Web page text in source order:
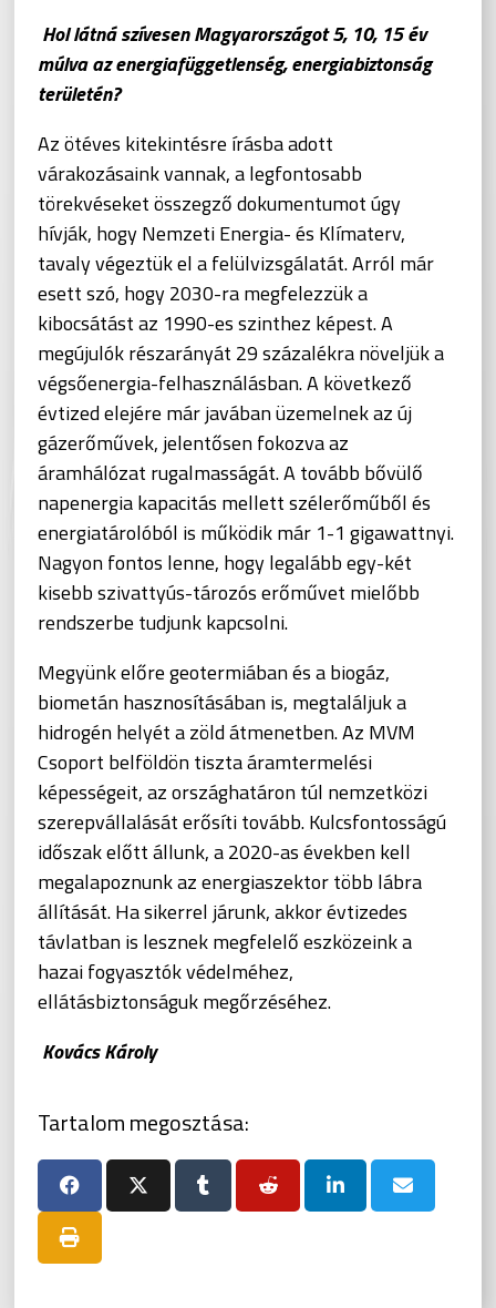
Hol látná szívesen Magyarországot 5, 10, 15 év
múlva az energiafüggetlenség, energiabiztonság
területén?
Az ötéves kitekintésre írásba adott
várakozásaink vannak, a legfontosabb
törekvéseket összegző dokumentumot úgy
hívják, hogy Nemzeti Energia- és Klímaterv,
tavaly végeztük el a felülvizsgálatát. Arról már
esett szó, hogy 2030-ra megfelezzük a
kibocsátást az 1990-es szinthez képest. A
megújulók részarányát 29 százalékra növeljük a
végsőenergia-felhasználásban. A következő
évtized elejére már javában üzemelnek az új
gázerőművek, jelentősen fokozva az
áramhálózat rugalmasságát. A tovább bővülő
napenergia kapacitás mellett szélerőműből és
energiatárolóból is működik már 1-1 gigawattnyi.
Nagyon fontos lenne, hogy legalább egy-két
kisebb szivattyús-tározós erőművet mielőbb
rendszerbe tudjunk kapcsolni.
Megyünk előre geotermiában és a biogáz,
biometán hasznosításában is, megtaláljuk a
hidrogén helyét a zöld átmenetben. Az MVM
Csoport belföldön tiszta áramtermelési
képességeit, az országhatáron túl nemzetközi
szerepvállalását erősíti tovább. Kulcsfontosságú
időszak előtt állunk, a 2020-as években kell
megalapoznunk az energiaszektor több lábra
állítását. Ha sikerrel járunk, akkor évtizedes
távlatban is lesznek megfelelő eszközeink a
hazai fogyasztók védelméhez,
ellátásbiztonságuk megőrzéséhez.
Kovács Károly
Tartalom megosztása: